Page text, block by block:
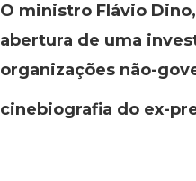
O ministro Flávio
abertura de uma
organizações não-
cinebiografia do ex-